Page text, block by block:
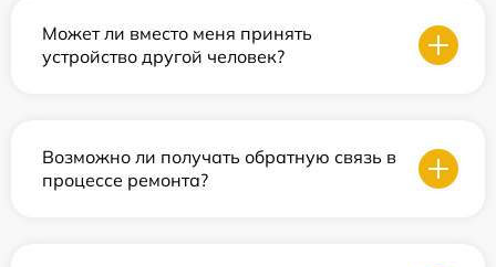
Может ли вместо меня принять
устройство другой человек?
Возможно ли получать обратную связь в
процессе ремонта?